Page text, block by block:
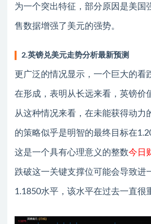
为一个突出特征，部分原因是美国
售数据增强了美元的强势。
2.英镑兑美元走势分析最新预测
更广泛的情况显示，一个巨大的看
在形成，表明从长远来看，英镑价
从这种情况来看，在未能获得动力
的策略似乎是明智的最终目标在
这是一个具有心理意义的整数今日
跌破这一关键支撑位可能会导致进
1.1850水平，该水平在过去一直很